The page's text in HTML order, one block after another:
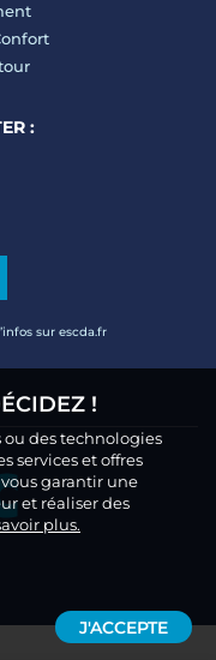
:
sur escda.fr
!
ou des technologies
services et offres
garantir une
et réaliser des
plus.
J'ACCEPTE